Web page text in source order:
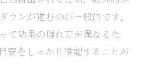
ウンが進むのが一般的です。
て効果の現れ方が異なるた
安をしっかり確認することが